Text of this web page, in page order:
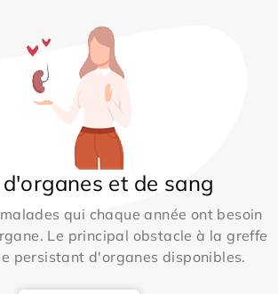
et de sang
qui chaque année ont besoin
Le principal obstacle à la greffe
persistant d'organes disponibles.